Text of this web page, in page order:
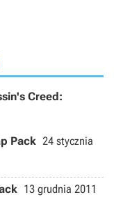
oferuje ponadto
misję w głównej
pojemności
Creed:
Pack 24 stycznia
13 grudnia 2011